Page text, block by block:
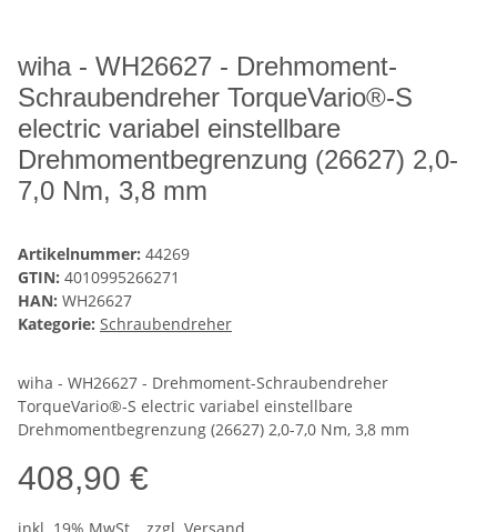
wiha - WH26627 - Drehmoment-
Schraubendreher TorqueVario®-S
electric variabel einstellbare
Drehmomentbegrenzung (26627) 2,0-
7,0 Nm, 3,8 mm
Artikelnummer: 44269
GTIN: 4010995266271
HAN: WH26627
Kategorie: Schraubendreher
wiha - WH26627 - Drehmoment-Schraubendreher
TorqueVario®-S electric variabel einstellbare
Drehmomentbegrenzung (26627) 2,0-7,0 Nm, 3,8 mm
408,90 €